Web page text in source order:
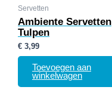
Servetten
Ambiente Servetten
Tulpen
€ 3,99
Toevoegen aan
winkelwagen